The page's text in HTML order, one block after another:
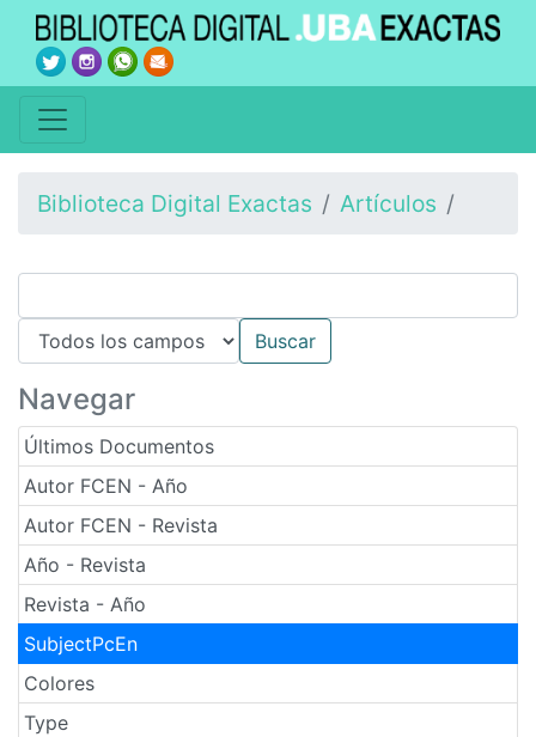
Biblioteca Digital Exactas Artículos
Navegar
Últimos Documentos
Autor FCEN - Año
Autor FCEN - Revista
Año - Revista
Revista - Año
SubjectPcEn
Colores
Type